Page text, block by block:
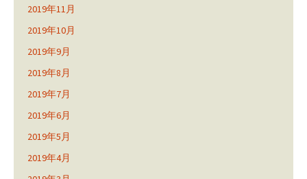
2019年11月
2019年10月
2019年9月
2019年8月
2019年7月
2019年6月
2019年5月
2019年4月